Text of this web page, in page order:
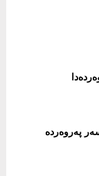
پەروەردە